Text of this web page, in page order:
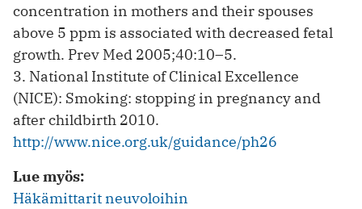
concentration in mothers and their spouses
above 5 ppm is associated with decreased fetal
growth. Prev Med 2005;40:10–5.
3. National Institute of Clinical ­Excellence
(NICE): Smoking: stopping in pregnancy and
after childbirth 2010.
http://www.nice.org.uk/guidance/ph26
Lue myös:
Häkämittarit neuvoloihin